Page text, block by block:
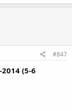
#847
(5-6